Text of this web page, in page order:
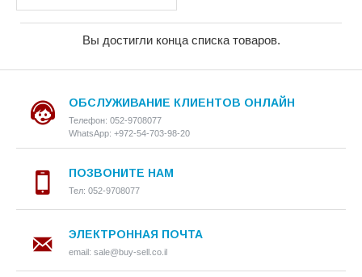
Вы достигли конца списка товаров.
ОБСЛУЖИВАНИЕ КЛИЕНТОВ ОНЛАЙН
Телефон: 052-9708077
WhatsApp: +972-54-703-98-20
ПОЗВОНИТЕ НАМ
Тел: 052-9708077
ЭЛЕКТРОННАЯ ПОЧТА
email: sale@buy-sell.co.il